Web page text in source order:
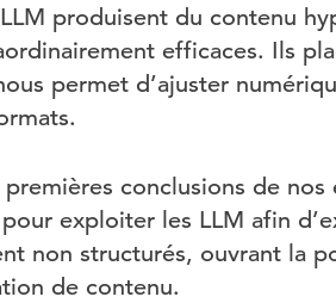
produisent du contenu
efficaces. Ils
permet d’ajuster
conclusions de
exploiter les LLM afin
non structurés, ouvrant la
de contenu.